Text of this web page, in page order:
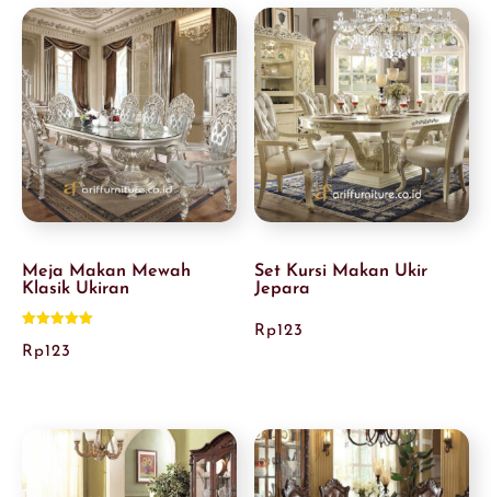
Meja Makan Mewah
Klasik Ukiran
5.00
dari 5
Rp123
Set Kursi Makan Ukir
Jepara
Rp123